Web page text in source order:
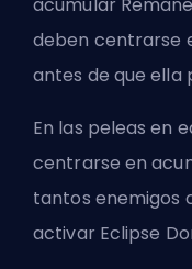
deben centrarse
antes de que
En las peleas en
centrarse en
tantos enemigos
activar Eclipse